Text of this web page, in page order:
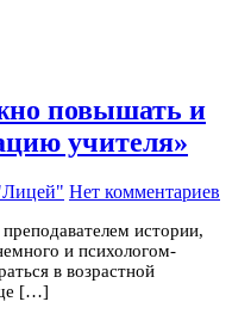
повышать и
учителя»
Нет комментариев
истории,
и психологом-
в возрастной
[…]